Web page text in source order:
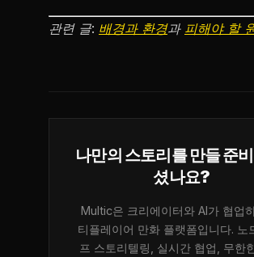
관련 글: 배경과 환경과 피해야 할
나만의 스토리를 만들 준비
셨나요?
Multic은 크리에이터와 AI가 협업
티플레이어 만화 플랫폼입니다. 노
프 스토리텔링, 실시간 협업, 무한